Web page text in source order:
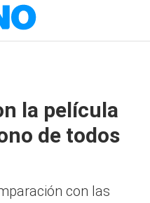
la película
de todos
con las